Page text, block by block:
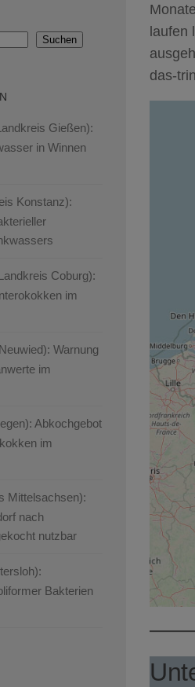
laufen
das-
Suchen
Gießen):
in Winnen
Konstanz):
Coburg):
im
Warnung
im
Abkochgebot
im
Mittelsachsen):
nach
nutzbar
Bakterien